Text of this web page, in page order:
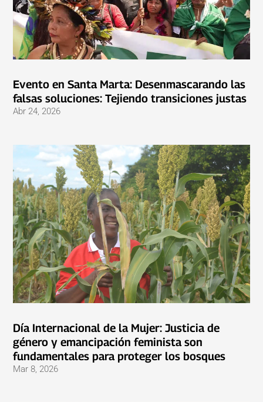
Evento en Santa Marta: Desenmascarando las
falsas soluciones: Tejiendo transiciones justas
Abr 24, 2026
Día Internacional de la Mujer: Justicia de
género y emancipación feminista son
fundamentales para proteger los bosques
Mar 8, 2026